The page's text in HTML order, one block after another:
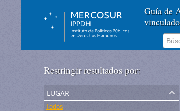
Guía de
Restringir resultados por:
lugar
Todos